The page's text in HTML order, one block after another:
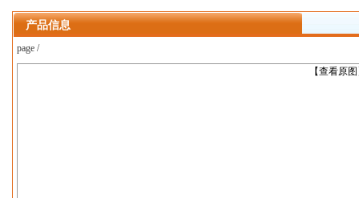
产品信息
page /
【查看原
上一张